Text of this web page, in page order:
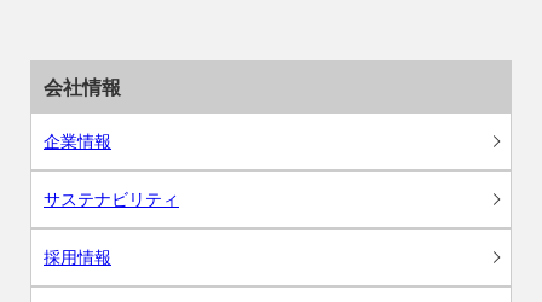
会社情報
企業情報
サステナビリティ
採用情報